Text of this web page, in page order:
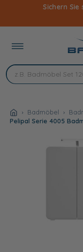
Inhalt
Sichern Sie
Badmöbel
Pelipal Serie 4005